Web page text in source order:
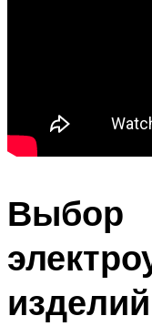
Выбор
изделий